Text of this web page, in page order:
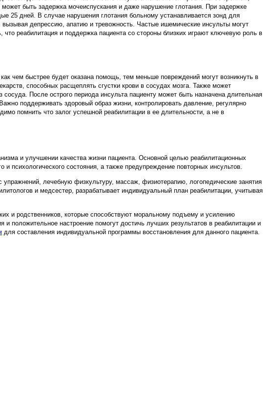
быть задержка мочеиспускания и даже нарушение глотания. При задержке
25 дней. В случае нарушения глотания больному устанавливается зонд для
депрессию, апатию и тревожность. Частые ишемические инсульты могут
реабилитация и поддержка пациента со стороны близких играют ключевую роль в
чем быстрее будет оказана помощь, тем меньше повреждений могут возникнуть в
способных расщеплять сгустки крови в сосудах мозга. Также может
После острого периода инсульта пациенту может быть назначена длительная
поддерживать здоровый образ жизни, контролировать давление, регулярно
помнить что залог успешной реабилитации в ее длительности, а не в
и улучшении качества жизни пациента. Основной целью реабилитационных
психологического состояния, а также предупреждение повторных инсультов.
упражнений, лечебную физкультуру, массаж, физиотерапию, логопедические занятия
и медсестер, разрабатывает индивидуальный план реабилитации, учитывая
и родственников, которые способствуют моральному подъему и усилению
положительное настроение помогут достичь лучших результатов в реабилитации и
для составления индивидуальной программы восстановления для данного пациента.